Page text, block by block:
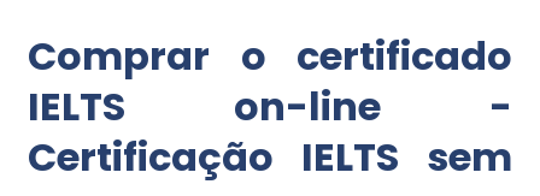
Comprar o certificado
IELTS on-line -
Certificação IELTS sem